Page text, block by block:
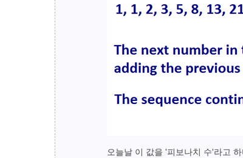
오늘날 이 값을 '피보나치 수'라고